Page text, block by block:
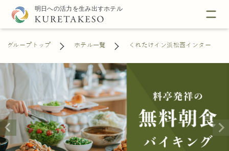
グループトップ ホテル一覧 くれたけイン浜松西インター